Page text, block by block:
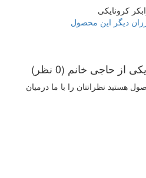
دیگر این محصول
از حاجی خانم(0 نظر)
نظراتتان را با ما درمیان